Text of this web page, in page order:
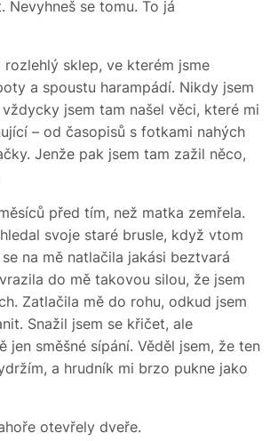
Nevyhneš se tomu. To já
rozlehlý sklep, ve kterém jsme
a spoustu harampádí. Nikdy jsem
jsem tam našel věci, které mi
– od časopisů s fotkami nahých
Jenže pak jsem tam zažil něco,
před tím, než matka zemřela.
svoje staré brusle, když vtom
na mě natlačila jakási beztvará
do mě takovou silou, že jsem
Zatlačila mě do rohu, odkud jsem
Snažil jsem se křičet, ale
jen směšné sípání. Věděl jsem, že ten
a hrudník mi brzo pukne jako
otevřely dveře.